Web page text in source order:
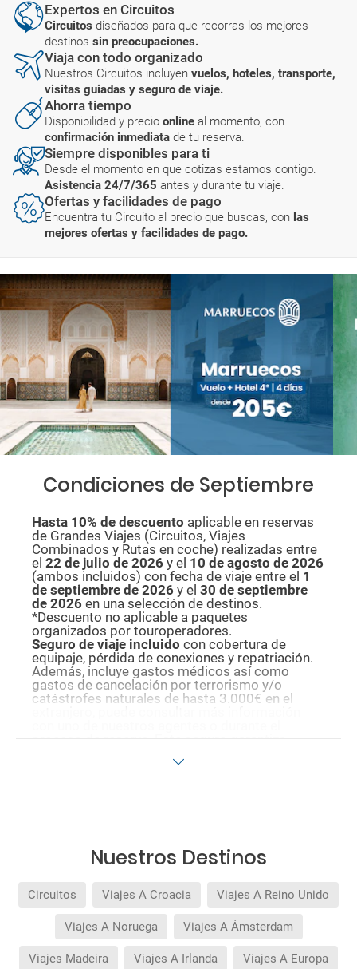
Expertos en Circuitos
Circuitos diseñados para que recorras los mejores
destinos sin preocupaciones.
Viaja con todo organizado
Nuestros Circuitos incluyen vuelos, hoteles, transporte,
visitas guiadas y seguro de viaje.
Ahorra tiempo
Disponibilidad y precio online al momento, con
confirmación inmediata de tu reserva.
Siempre disponibles para ti
Desde el momento en que cotizas estamos contigo.
Asistencia 24/7/365 antes y durante tu viaje.
Ofertas y facilidades de pago
Encuentra tu Circuito al precio que buscas, con las
mejores ofertas y facilidades de pago.
Condiciones de Septiembre
Hasta 10% de descuento aplicable en reservas
de Grandes Viajes (Circuitos, Viajes
Combinados y Rutas en coche) realizadas entre
el 22 de julio de 2026 y el 10 de agosto de 2026
(ambos incluidos) con fecha de viaje entre el 1
de septiembre de 2026 y el 30 de septiembre
de 2026 en una selección de destinos.
*Descuento no aplicable a paquetes
organizados por touroperadores.
Seguro de viaje incluido con cobertura de
equipaje, pérdida de conexiones y repatriación.
Además, incluye gastos médicos así como
gastos de cancelación por terrorismo y/o
catástrofes naturales de hasta 3.000€ en el
si quiere reforzar esta asistencia tiene que
Nuestros Destinos
Circuitos Viajes A Croacia Viajes A Reino Unido
Viajes A Noruega Viajes A Ámsterdam
Viajes Madeira Viajes A Irlanda Viajes A Europa